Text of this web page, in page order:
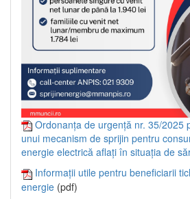
Ordonanța de urgență nr. 35/2025
unui mecanism de sprijin pentru
energie electrică aflați în situația de
Informații utile pentru beneficiarii
energie (pdf)